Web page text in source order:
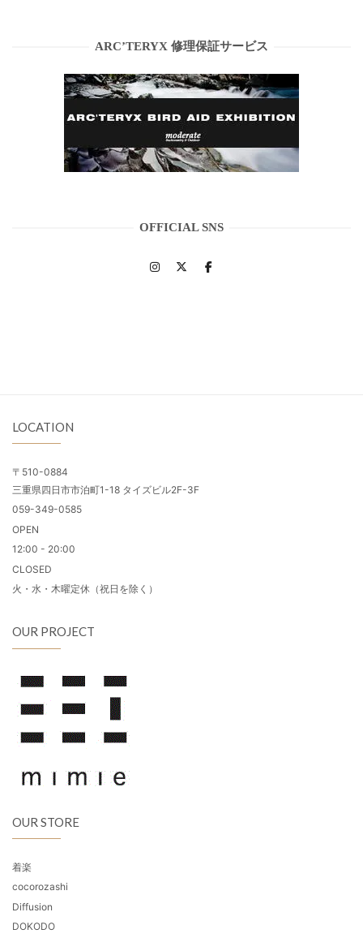
ARC’TERYX 修理保証サービス
OFFICIAL SNS
LOCATION
〒510-0884
三重県四日市市泊町1-18 タイズビル2F-3F
059-349-0585
OPEN
12:00 - 20:00
CLOSED
火・水・木曜定休（祝日を除く）
OUR PROJECT
OUR STORE
着楽
cocorozashi
Diffusion
DOKODO